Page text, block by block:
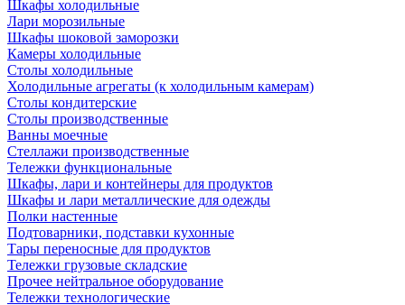
Шкафы холодильные
Лари морозильные
Шкафы шоковой заморозки
Камеры холодильные
Столы холодильные
Холодильные агрегаты (к холодильным камерам)
Столы кондитерские
Столы производственные
Ванны моечные
Стеллажи производственные
Тележки функциональные
Шкафы, лари и контейнеры для продуктов
Шкафы и лари металлические для одежды
Полки настенные
Подтоварники, подставки кухонные
Тары переносные для продуктов
Тележки грузовые складские
Прочее нейтральное оборудование
Тележки технологические